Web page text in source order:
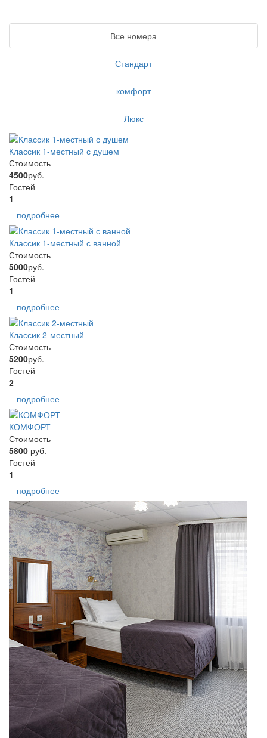
Вcе номера
Стандарт
комфорт
Люкс
Классик 1-местный с душем
Стоимость
4500руб.
Гостей
1
подробнее
Классик 1-местный с ванной
Стоимость
5000руб.
Гостей
1
подробнее
Классик 2-местный
Стоимость
5200руб.
Гостей
2
подробнее
КОМФОРТ
Стоимость
5800 руб.
Гостей
1
подробнее